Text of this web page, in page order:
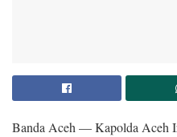
Banda Aceh — Kapolda Aceh